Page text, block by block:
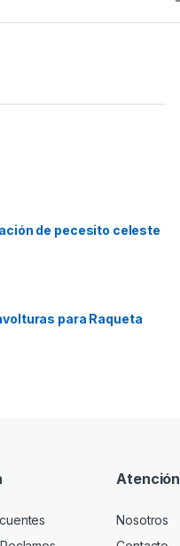
de pecesito celeste
para Raqueta
Atención
Nosotros